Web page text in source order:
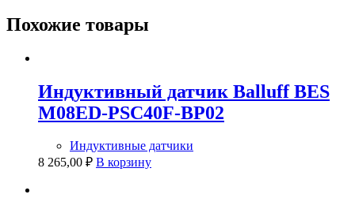
Похожие товары
Индуктивный датчик Balluff BES
M08ED-PSC40F-BP02
Индуктивные датчики
8 265,00 ₽ В корзину